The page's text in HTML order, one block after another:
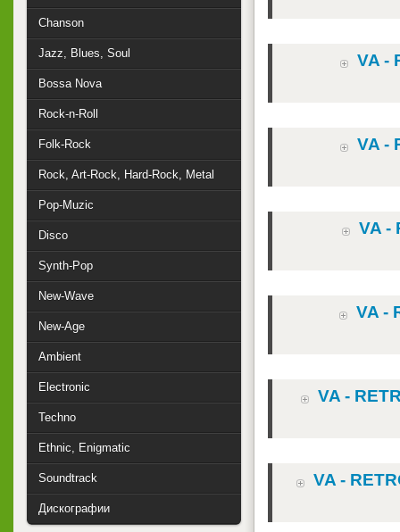
VA -
VA -
VA -
VA -
VA -
VA -
Chanson
Jazz, Blues, Soul
Bossa Nova
Rock-n-Roll
Folk-Rock
Rock, Art-Rock, Hard-Rock, Metal
Pop-Muzic
Disco
Synth-Pop
New-Wave
New-Age
Ambient
Electronic
Techno
Ethnic, Enigmatic
Soundtrack
Дискографии